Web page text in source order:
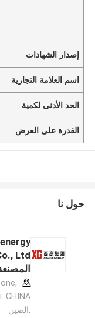
إصدار الشهادات
اسم العلامة التجارية
الحد الأدنى لكمية
القدرة على العرض
حول نا
CHINA
,الصين